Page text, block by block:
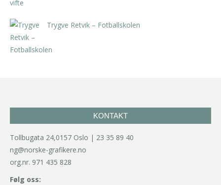
Trygve Retvik – Fotballskolen
KONTAKT
Tollbugata 24,0157 Oslo | 23 35 89 40
ng@norske-grafikere.no
org.nr. 971 435 828
Følg oss: